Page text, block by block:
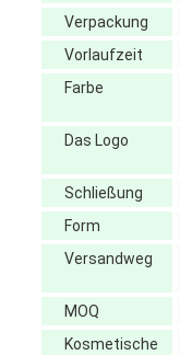
Verpackung
Vorlaufzeit
Farbe
Das Logo
Schließung
Form
Versandweg
MOQ
Kosmetische